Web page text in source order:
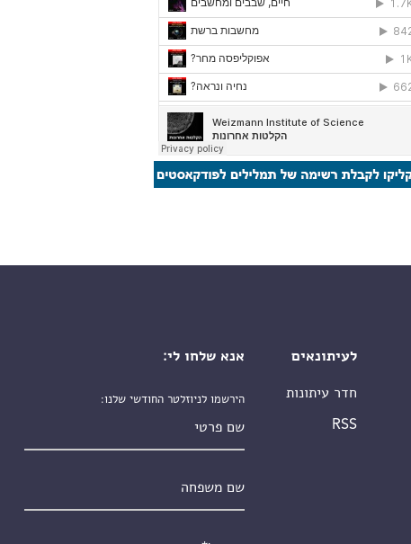
לעיתונאים
חדר עיתונות
RSS
אנא שלחו לי:
הירשמו לניוזלטר החודשי שלנו: